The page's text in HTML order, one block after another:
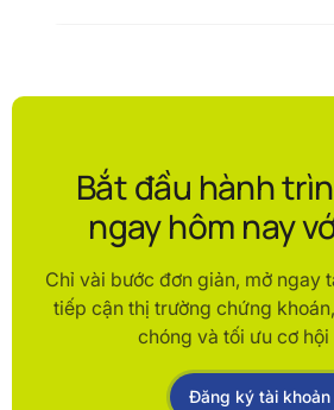
Bắt đầu hành
ngay hôm nay
Chỉ vài bước đơn giản, mở ngay
tiếp cận thị trường chứng
chóng và tối ưu cơ hội
Đăng ký tài khoản